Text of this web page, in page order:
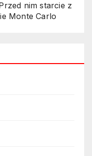
nim starcie z
Monte Carlo